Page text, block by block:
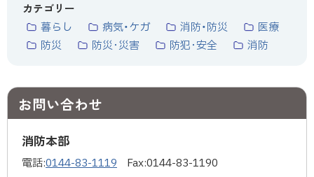
カテゴリー
暮らし 病気・ケガ 消防・防災
医療
防災
防災･災害 防犯･安全 消防
お問い合わせ
消防本部
電話:0144-83-1119 Fax:0144-83-1190